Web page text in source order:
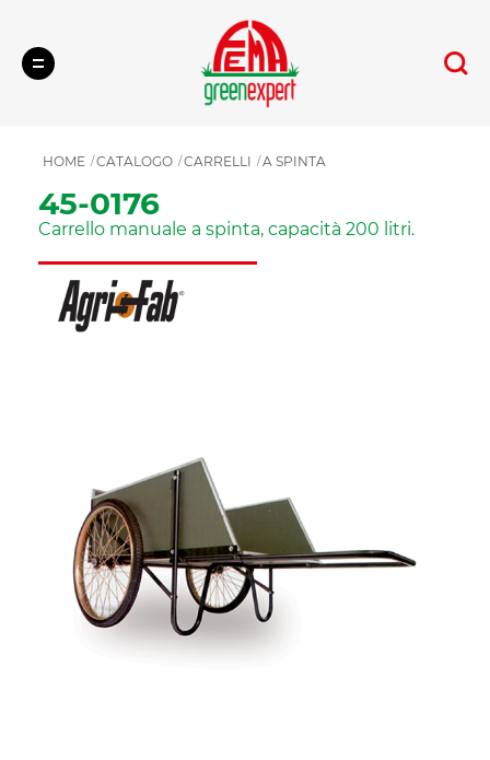
Cerca
HOME CATALOGO CARRELLI A SPINTA
45-0176
Carrello manuale a spinta, capacità 200 litri.